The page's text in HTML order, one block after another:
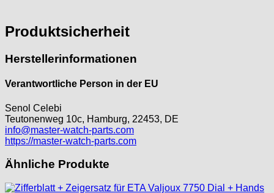
Produktsicherheit
Herstellerinformationen
Verantwortliche Person in der EU
Senol Celebi
Teutonenweg 10c, Hamburg, 22453, DE
info@master-watch-parts.com
https://master-watch-parts.com
Ähnliche Produkte